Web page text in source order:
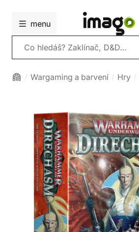
menu
Vyhledávání
Wargaming a barvení Hry